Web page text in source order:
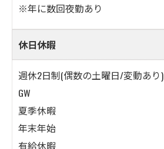
※年に数回夜勤あり
休日休暇
週休2日制(偶数の土曜日/変動あり)
GW
夏季休暇
年末年始
有給休暇